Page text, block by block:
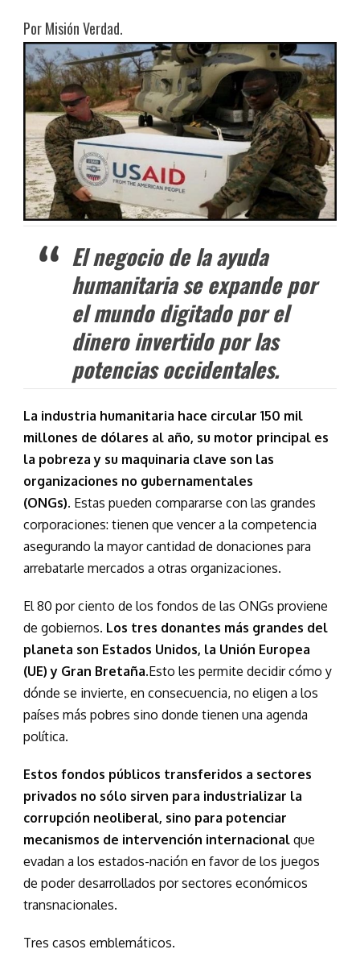
Por Misión Verdad.
El negocio de la ayuda
humanitaria se expande por
el mundo digitado por el
dinero invertido por las
potencias occidentales.
La industria humanitaria hace circular 150 mil
millones de dólares al año, su motor principal es
la pobreza y su maquinaria clave son las
organizaciones no gubernamentales
(ONGs). Estas pueden compararse con las grandes
corporaciones: tienen que vencer a la competencia
asegurando la mayor cantidad de donaciones para
arrebatarle mercados a otras organizaciones.
El 80 por ciento de los fondos de las ONGs proviene
de gobiernos. Los tres donantes más grandes del
planeta son Estados Unidos, la Unión Europea
(UE) y Gran Bretaña.Esto les permite decidir cómo y
dónde se invierte, en consecuencia, no eligen a los
países más pobres sino donde tienen una agenda
política.
Estos fondos públicos transferidos a sectores
privados no sólo sirven para industrializar la
corrupción neoliberal, sino para potenciar
mecanismos de intervención internacional que
evadan a los estados-nación en favor de los juegos
de poder desarrollados por sectores económicos
transnacionales.
Tres casos emblemáticos.